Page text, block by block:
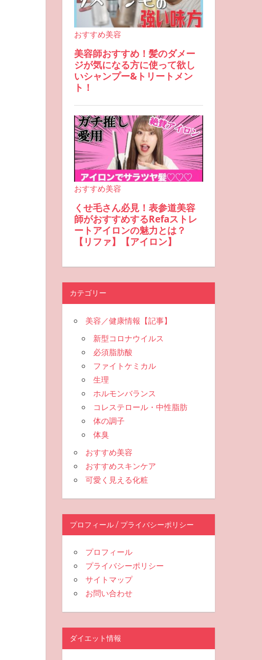
カテゴリー
美容／健康情報【記事】
新型コロナウイルス
必須脂肪酸
ファイトケミカル
生理
ホルモンバランス
コレステロール・中性脂肪
体の調子
体臭
おすすめ美容
おすすめスキンケア
可愛く見える化粧
プロフィール / プライバシーポリシー
プロフィール
プライバシーポリシー
サイトマップ
お問い合わせ
ダイエット情報